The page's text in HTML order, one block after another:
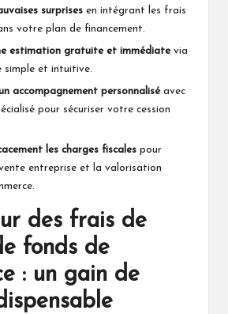
surprises en intégrant les frais
votre plan de financement.
estimation gratuite et immédiatevia
simple et intuitive.
accompagnement personnaliséavec
pour sécuriser votre cession
les charges fiscales pour
entreprise et la valorisation
des frais de
fonds de
: un gain de